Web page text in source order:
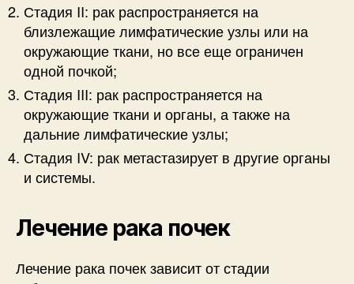
Стадия II: рак распространяется на
близлежащие лимфатические узлы или на
окружающие ткани, но все еще ограничен
одной почкой;
Стадия III: рак распространяется на
окружающие ткани и органы, а также на
дальние лимфатические узлы;
Стадия IV: рак метастазирует в другие органы
и системы.
Лечение рака почек
Лечение рака почек зависит от стадии